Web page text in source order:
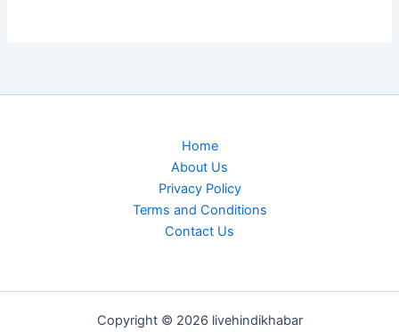
Home
About Us
Privacy Policy
Terms and Conditions
Contact Us
Copyright © 2026 livehindikhabar